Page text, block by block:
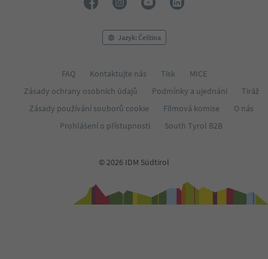
Jazyk: Čeština
FAQ Kontaktujte nás Tisk
MICE
Zásady ochrany osobních údajů
Podmínky a ujednání
Tiráž
Zásady používání souborů cookie
Filmová komise
O nás
Prohlášení o přístupnosti
South Tyrol B2B
© 2026 IDM Südtirol